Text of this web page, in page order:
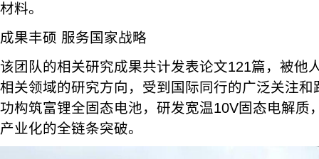
材料。
成果丰硕 服务国家战略
该团队的相关研究成果共计发表论文121篇，被他
相关领域的研究方向，受到国际同行的广泛关注
功构筑富锂全固态电池，研发宽温10V固态电解质
产业化的全链条突破。